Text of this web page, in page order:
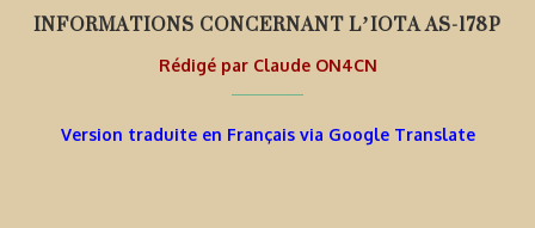
INFORMATIONS CONCERNANT L’IOTA AS-178P
Rédigé par Claude ON4CN
Version traduite en Français via Google Translate